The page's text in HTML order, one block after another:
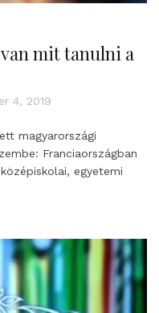
mit tanulni a
4, 2019
magyarországi
Franciaországban
egyetemi